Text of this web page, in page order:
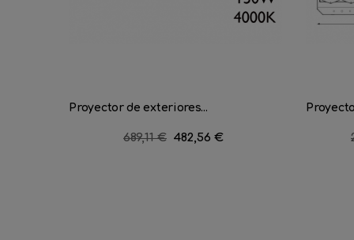
Proyector de exteriores...
Precio
689,11 € Precio
482,56 €